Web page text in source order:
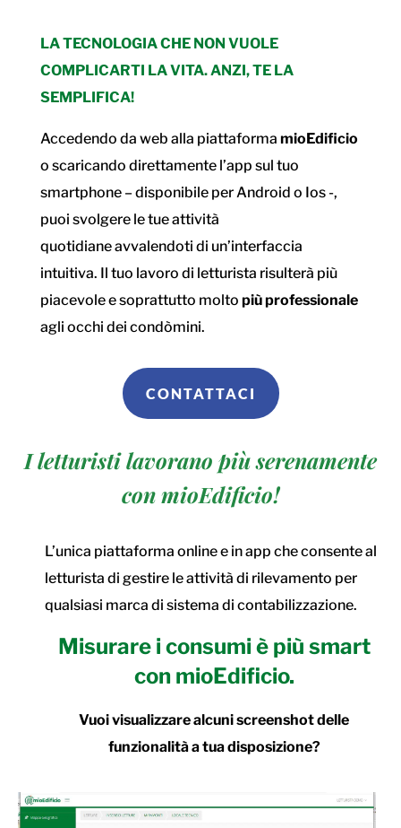
LA TECNOLOGIA CHE NON VUOLE
COMPLICARTI LA VITA. ANZI, TE LA
SEMPLIFICA!
Accedendo da web alla piattaforma mioEdificio
o scaricando direttamente l’app sul tuo
smartphone – disponibile per Android o Ios -,
puoi svolgere le tue attività
quotidiane avvalendoti di un’interfaccia
intuitiva. Il tuo lavoro di letturista risulterà più
piacevole e soprattutto molto più professionale
agli occhi dei condòmini.
CONTATTACI
I letturisti lavorano più serenamente
con mioEdificio!
L’unica piattaforma online e in app che consente al
letturista di gestire le attività di rilevamento per
qualsiasi marca di sistema di contabilizzazione.
Misurare i consumi è più smart
con mioEdificio.
Vuoi visualizzare alcuni screenshot delle
funzionalità a tua disposizione?